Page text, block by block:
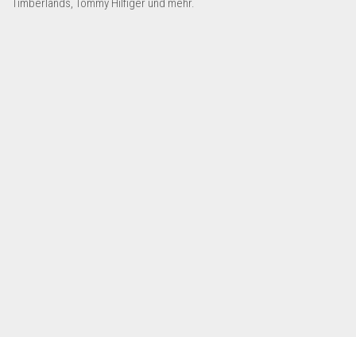
Wohnen & Einrichten
Timberlands, Tommy Hilfiger und mehr.